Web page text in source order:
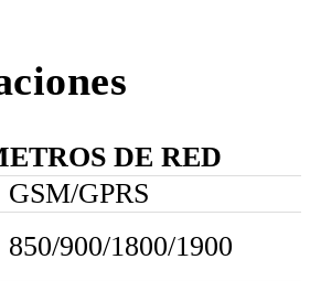
DE RED
GSM/GPRS
850/900/1800/1900